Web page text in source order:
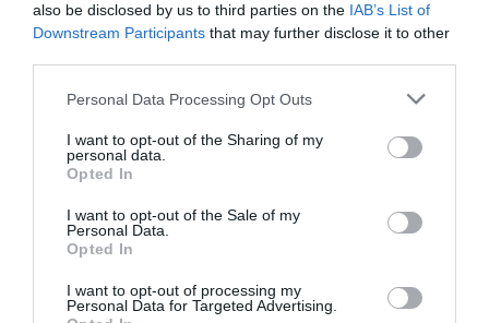
also be disclosed by us to third parties on the IAB’s List of
Downstream Participants that may further disclose it to other
Personal Data Processing Opt Outs
I want to opt-out of the Sharing of my
personal data.
Opted In
I want to opt-out of the Sale of my
Personal Data.
Opted In
I want to opt-out of processing my
Personal Data for Targeted Advertising.
La Granja Ultònia torna a obrir
portes al cor de Girona
Sandra Florenza|
un punt de trobada i reforçar la proposta gastronòmica de l’hotel
Guia Michelin 2026: la